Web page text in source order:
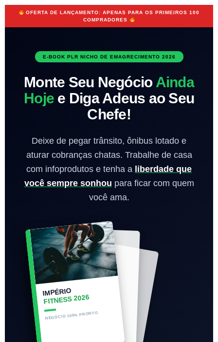
OFERTA DE LANÇAMENTO: APENAS PARA OS PRIMEIROS 100
COMPRADORES
E-BOOK PLR NICHO DE EMAGRECIMENTO 2026
Monte Seu Negócio Ainda
Hoje e Diga Adeus ao Seu
Chefe!
Deixe de pegar trânsito, ônibus lotado e
aturar cobranças chatas. Trabalhe de casa
com infoprodutos e tenha a liberdade que
você sempre sonhou para ficar com quem
você ama.
IMPÉRIO
FITNESS 2026
NEGÓCIO 100% PRONTO